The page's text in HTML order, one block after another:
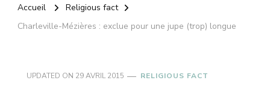
Accueil
Religious fact
Charleville-Mézières : exclue pour une jupe (trop) longue
UPDATED ON 29 AVRIL 2015 RELIGIOUS FACT